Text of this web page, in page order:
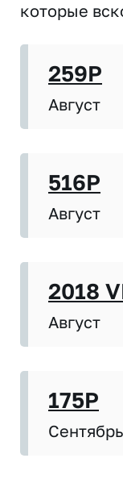
которые
259P
Август
516P
Август
2018
Август
175P
Сентябрь